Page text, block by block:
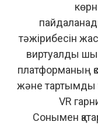
тәжірибесін
виртуалды
платформаның
және тартымды
VR
Сонымен